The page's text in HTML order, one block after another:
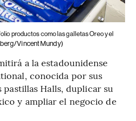
productos como las galletas Oreo y el
Vincent Mundy)
a la estadounidense
conocida por sus
pastillas Halls, duplicar su
y ampliar el negocio de